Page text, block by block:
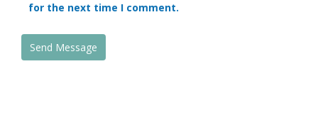
for the next time I comment.